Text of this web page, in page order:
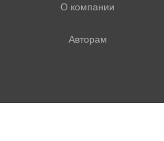
О компании
Авторам